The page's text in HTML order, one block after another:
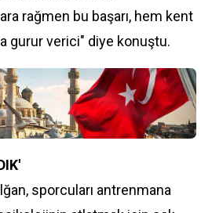
rağmen bu başarı, hem kent
gurur verici" diye konuştu.
sporcuları antrenmana